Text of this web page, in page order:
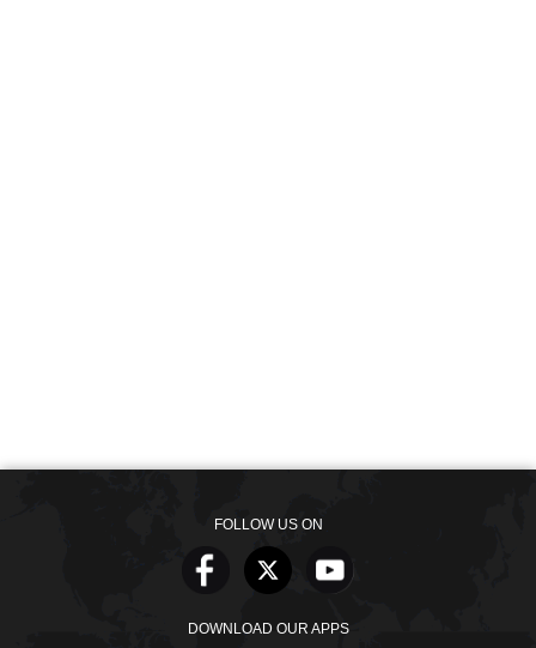
FOLLOW US ON
DOWNLOAD OUR APPS